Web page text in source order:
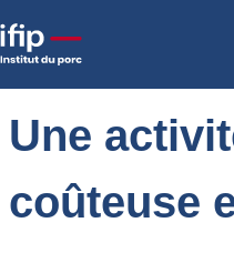
Accueil Une
Une
coûteuse